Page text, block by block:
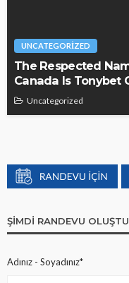
UNCATEGORIZED
The Respected
Canada Is Tonybet
Uncategorized
ŞIMDI RANDEVU
Adınız - Soyadınız*